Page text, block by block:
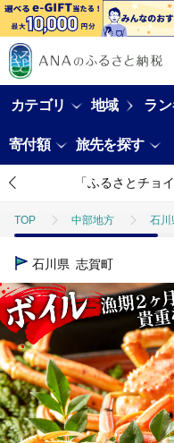
カテゴリ 地域 ラ
寄付額 旅先を探す
「ふるさとチョ
TOP 中部地方 石川
TOP
TOP 魚介類 蟹
TOP 魚介類 蟹
石川県 志賀町